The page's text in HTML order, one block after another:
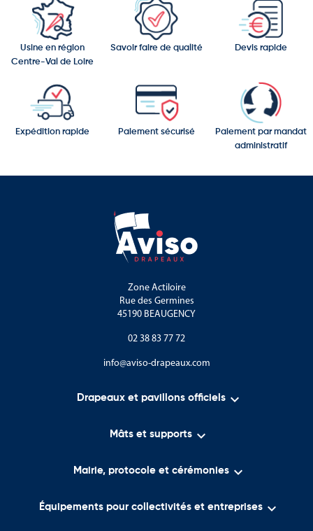
Usine en région
Centre-Val de Loire
Savoir faire de qualité Devis rapide
Expédition rapide Paiement sécurisé
Paiement par mandat
administratif
Zone Actiloire
Rue des Germines
45190 BEAUGENCY
02 38 83 77 72
info@aviso-drapeaux.com
Drapeaux et pavillons officiels 
Mâts et supports 
Mairie, protocole et cérémonies 
Équipements pour collectivités et entreprises 